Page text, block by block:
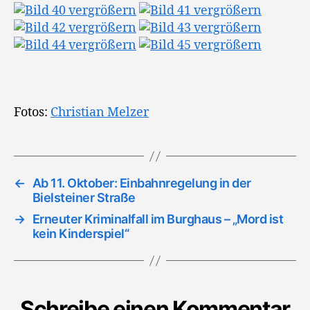
Fotos: Christian Melzer
←
Ab 11. Oktober: Einbahnregelung in der
Bielsteiner Straße
→ Erneuter Kriminalfall im Burghaus – „Mord ist
kein Kinderspiel“